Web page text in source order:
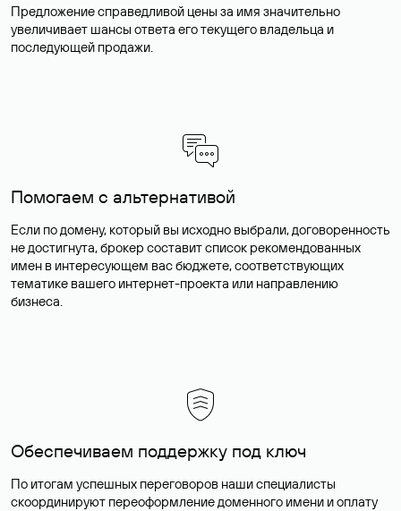
Предложение справедливой цены за имя значительно
увеличивает шансы ответа его текущего владельца и
последующей продажи.
Помогаем с альтернативой
Если по домену, который вы исходно выбрали, договоренность
не достигнута, брокер составит список рекомендованных
имен в интересующем вас бюджете, соответствующих
тематике вашего интернет-проекта или направлению
бизнеса.
Обеспечиваем поддержку под ключ
По итогам успешных переговоров наши специалисты
скоординируют переоформление доменного имени и оплату